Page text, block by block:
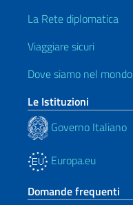
La Rete diplomatica
Viaggiare sicuri
Dove siamo nel mondo
Le Istituzioni
Governo Italiano
Europa.eu
Domande frequenti